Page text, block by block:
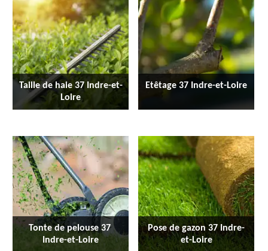
Taille de haie 37 Indre-et-
Loire
Etêtage 37 Indre-et-Loire
Tonte de pelouse 37
Indre-et-Loire
Pose de gazon 37 Indre-
et-Loire